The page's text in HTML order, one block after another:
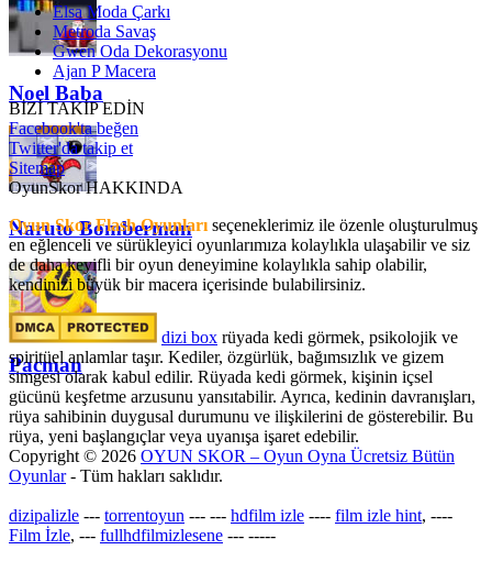
Noel Baba
Naruto Bomberman
Pacman
Elsa Moda Çarkı
Metroda Savaş
Gwen Oda Dekorasyonu
Ajan P Macera
BİZİ TAKİP EDİN
Facebook'ta beğen
Twitter'da takip et
Sitemap
OyunSkor HAKKINDA
Oyun Skor Flash Oyunları seçeneklerimiz ile özenle oluşturulmuş
en eğlenceli ve sürükleyici oyunlarımıza kolaylıkla ulaşabilir ve siz
de daha keyifli bir oyun deneyimine kolaylıkla sahip olabilir,
kendinizi büyük bir macera içerisinde bulabilirsiniz.
dizi box rüyada kedi görmek​, psikolojik ve
spiritüel anlamlar taşır. Kediler, özgürlük, bağımsızlık ve gizem
simgesi olarak kabul edilir. Rüyada kedi görmek, kişinin içsel
gücünü keşfetme arzusunu yansıtabilir. Ayrıca, kedinin davranışları,
rüya sahibinin duygusal durumunu ve ilişkilerini de gösterebilir. Bu
rüya, yeni başlangıçlar veya uyanışa işaret edebilir.
Copyright © 2026 OYUN SKOR – Oyun Oyna Ücretsiz Bütün
Oyunlar- Tüm hakları saklıdır.
dizipalizle --- torrentoyun --- --- hdfilm izle ---- film izle hint, ----
Film İzle, --- fullhdfilmizlesene --- -----